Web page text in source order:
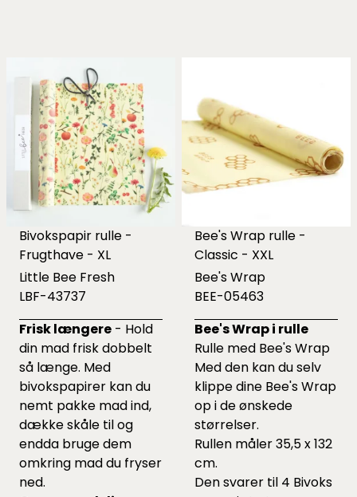
Bivokspapir rulle -
Frugthave - XL
Little Bee Fresh
LBF-43737
Frisk længere - Hold
din mad frisk dobbelt
så længe. Med
bivokspapirer kan du
nemt pakke mad ind,
dække skåle til og
endda bruge dem
omkring mad du fryser
ned.
Bee's Wrap rulle -
Classic - XXL
Bee's Wrap
BEE-05463
Bee's Wrap i rulle
Rulle med Bee's Wrap
Med den kan du selv
klippe dine Bee's Wrap
op i de ønskede
størrelser.
Rullen måler 35,5 x 132
cm.
Den svarer til 4 Bivoks